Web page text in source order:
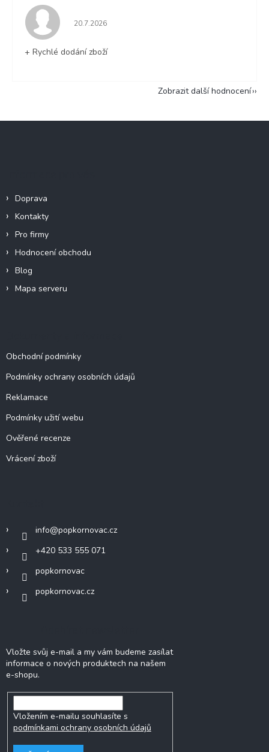
Hodnocení obchodu je 5 z 5 hvězdiček.
20.7.2026
+ Rychlé dodání zboží
Zobrazit další hodnocení
Doprava
Kontakty
Pro firmy
Hodnocení obchodu
Blog
Mapa serveru
Obchodní podmínky
Podmínky ochrany osobních údajů
Reklamace
Podmínky užití webu
Ověřené recenze
Vrácení zboží
info@popkornovac.cz
+420 533 555 071
popkornovac
popkornovac.cz
Vložte svůj e-mail a my vám budeme zasílat
informace o nových produktech na našem
e-shopu.
Vložením e-mailu souhlasíte s
podmínkami ochrany osobních údajů